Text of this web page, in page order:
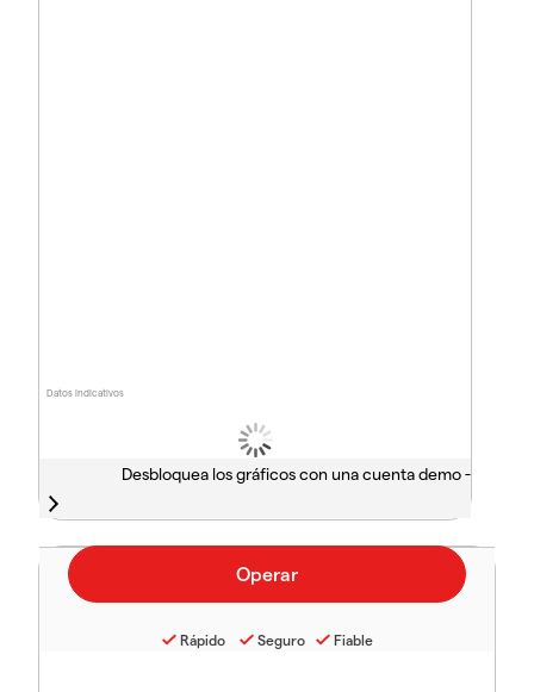
Datos indicativos
Desbloquea los gráficos con una cuenta demo -
Rápido Seguro Fiable